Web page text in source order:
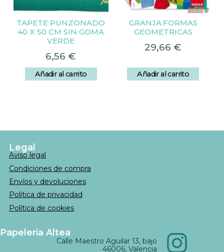
TAPETE PUNZONADO
40 X 50 CM SIN GOMA
VERDE
6,56 €
Añadir al carrito
GRANJA:FORMAS
GEOMETRICAS
29,66 €
Añadir al carrito
Legal
Aviso legal
Condiciones de compra
Envíos y devoluciones
Política de privacidad
Política de cookies
Papeleria Altea
Calle Maestro Aguilar 13, bajo
46006, Valencia